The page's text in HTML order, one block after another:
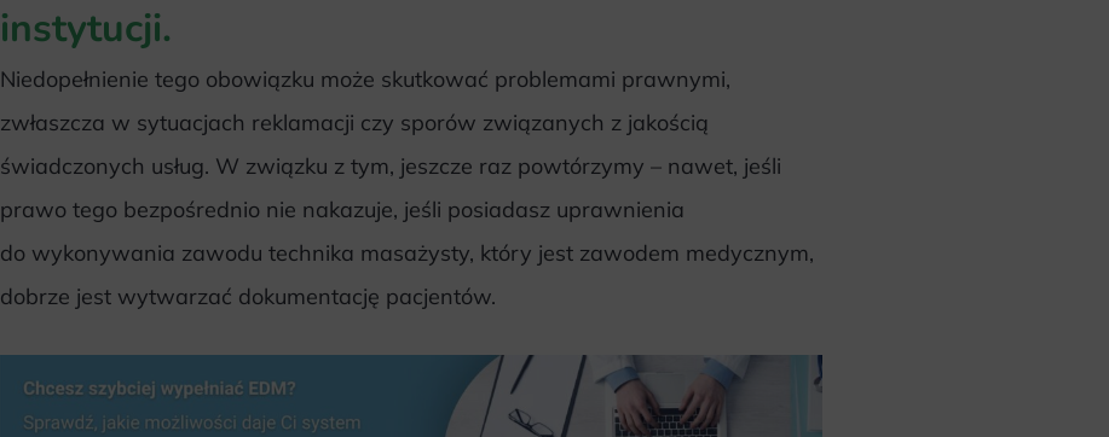
instytucji.
Niedopełnienie tego obowiązku może skutkować problemami prawnymi,
zwłaszcza w sytuacjach reklamacji czy sporów związanych z jakością
świadczonych usług. W związku z tym, jeszcze raz powtórzymy – nawet, jeśli
prawo tego bezpośrednio nie nakazuje, jeśli posiadasz uprawnienia
do wykonywania zawodu technika masażysty, który jest zawodem medycznym,
dobrze jest wytwarzać dokumentację pacjentów.